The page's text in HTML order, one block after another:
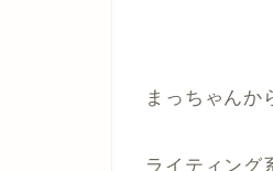
まっちゃんか
ライティング